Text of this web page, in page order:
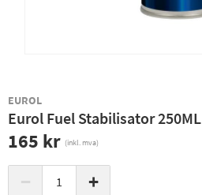
EUROL
Eurol Fuel Stabilisator 250ML
165 kr (inkl. mva)
− +